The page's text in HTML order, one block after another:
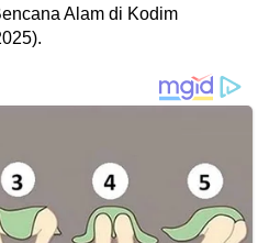
Alam di Kodim